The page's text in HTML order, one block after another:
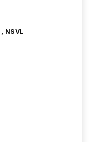
NSVL